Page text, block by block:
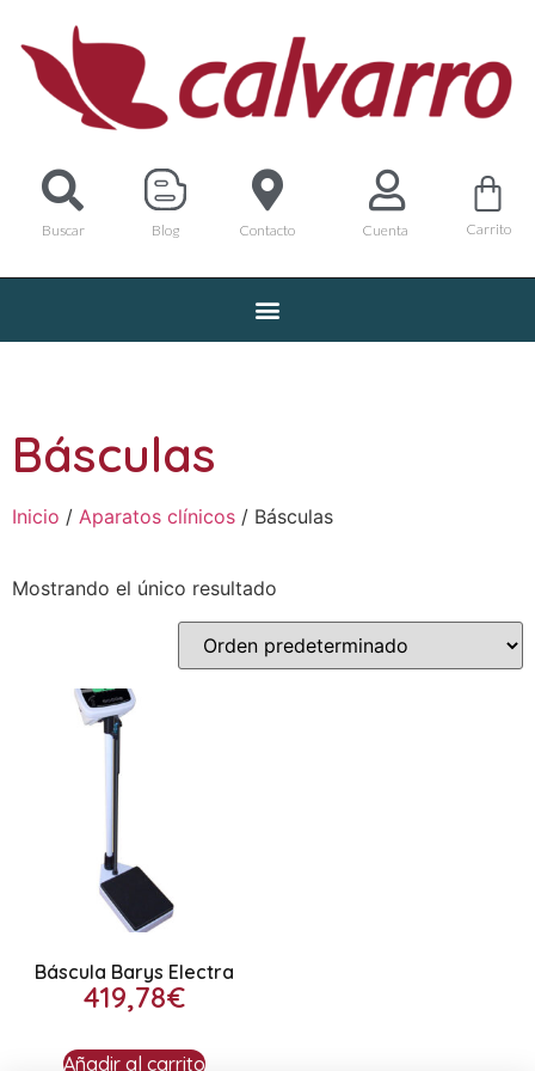
Buscar Blog Contacto Cuenta Carrito
Básculas
Inicio / Aparatos clínicos / Básculas
Mostrando el único resultado
Báscula Barys Electra
419,78€
Añadir al carrito